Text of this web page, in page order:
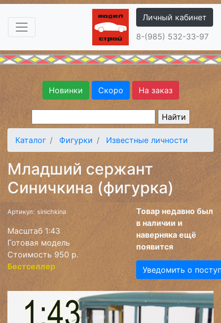
Личный кабинет
8-(985) 532-33-97
Новинки Скоро На заказ
Каталог Фигурки Известные личности
Младший сержант
Синичкина (фигурка)
Артикул: sinichkina
Масштаб 1:43
Готовая модель
Стоимость 950 р.
Бестселлер
Товар недавно был
в наличии и
наверняка ещё
появится
Уведомить о